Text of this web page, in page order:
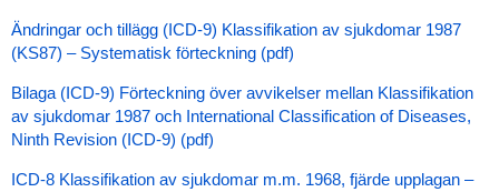
Ändringar och tillägg (ICD-9) Klassifikation av sjukdomar 1987
(KS87) – Systematisk förteckning (pdf)
Bilaga (ICD-9) Förteckning över avvikelser mellan Klassifikation
av sjukdomar 1987 och International Classification of Diseases,
Ninth Revision (ICD-9) (pdf)
ICD-8 Klassifikation av sjukdomar m.m. 1968, fjärde upplagan –